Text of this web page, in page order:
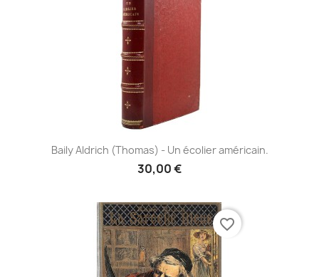
Baily Aldrich (Thomas) - Un écolier américain.
30,00 €
favorite_border